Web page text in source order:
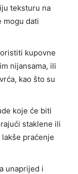
teksturu na
mogu dati
kupovne
nijansama, ili
kao što su
koje će biti
staklene ili
praćenje
unaprijed i